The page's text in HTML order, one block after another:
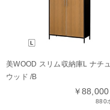
美WOOD スリム収納庫L ナチ
ウッド /B
￥88,000
880